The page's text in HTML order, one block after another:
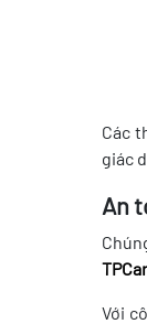
Các
giác
An
Với